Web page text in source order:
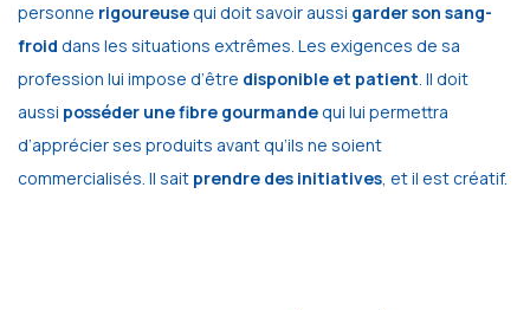
personne rigoureusequi doit savoir aussi garder son sang-
froid dans les situations extrêmes. Les exigences de sa
profession lui impose d’être disponible et patient. Il doit
aussi posséder une fibre gourmandequi lui permettra
d’apprécier ses produits avant qu’ils ne soient
commercialisés. Il sait prendre des initiatives, et il est créatif.